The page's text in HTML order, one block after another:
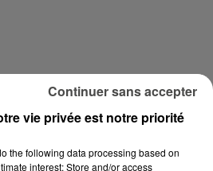
FATALE DE 2 000
vie privée est notre priorité
the following data processing based on
interest: Store and/or access
Continuer sans accepter